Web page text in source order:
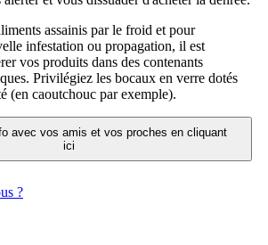
assainis par le froid et pour
infestation ou propagation, il est
vos produits dans des contenants
Privilégiez les bocaux en verre dotés
(en caoutchouc par exemple).
avec vos amis et vos proches en cliquant
ici
?